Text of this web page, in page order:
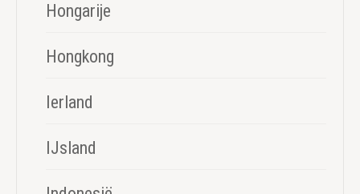
Hongarije
Hongkong
Ierland
IJsland